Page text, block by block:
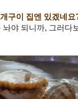
구이 집엔 있겠네요
야 되니까, 그러